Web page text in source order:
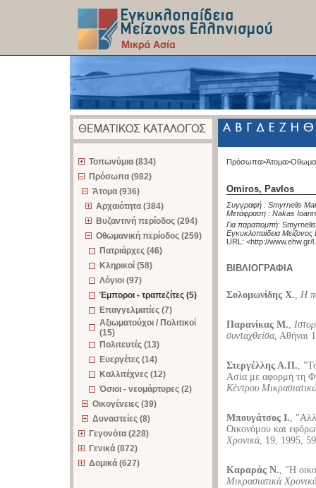
Τοπωνύμια (834)
Πρόσωπα (982)
Άτομα (936)
Αρχαιότητα (384)
Βυζαντινή περίοδος (294)
Οθωμανική περίοδος (259)
Πατριάρχες (46)
Κληρικοί (58)
Λόγιοι (97)
Έμποροι - τραπεζίτες (5)
Επαγγελματίες (7)
Αξιωματούχοι / Πολιτικοί
(15)
Πολιτευτές (13)
Ευεργέτες (14)
Καλλιτέχνες (12)
Όσιοι - νεομάρτυρες (2)
Οικογένειες (39)
Δυναστείες (8)
Γεγονότα (228)
Γενικά (872)
Δομικά (627)
Πρόσωπα>Άτομα>
Omiros, Pavlos
Συγγραφή : Smyrnelis
Μετάφραση : Nakas
Για παραπομπή:
Εγκυκλοπαίδεια
URL: <http://www.ehw.gr/
ΒΙΒΛΙΟΓΡΑΦΙΑ
Σολομωνίδης Χ., Η
Παρανίκας Μ.,
συνταχθείσα, Αθήναι
Στεργέλλης Α.Π.,
Ασία με αφορμή τη
Κέντρου
Μπουγάτσος Ι.,
Οικονόμου και
Χρονικά, 19, 1995,
Καραράς Ν., "Η
Μικρασιατικά